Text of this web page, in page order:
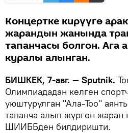
Концертке кирүүгө
жарандын жанында
тапанчасы болгон. Ага
куралы алынган.
БИШКЕК, 7-авг. — Sputnik.
Олимпиададан келген
уюштурулган "Ала-Тоо"
тапанча алып жүргөн жаран
ШИИББден билдиришти.